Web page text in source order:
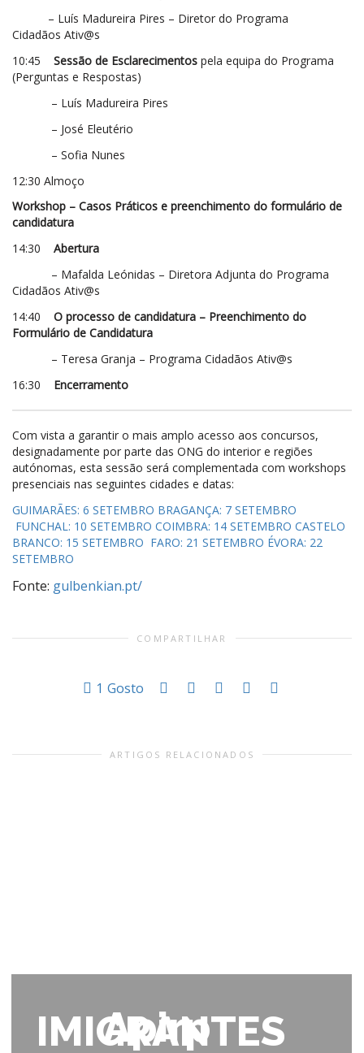
– Luís Madureira Pires – Diretor do Programa
Cidadãos Ativ@s
10:45 Sessão de Esclarecimentos pela equipa do Programa
(Perguntas e Respostas)
– Luís Madureira Pires
– José Eleutério
– Sofia Nunes
12:30 Almoço
Workshop – Casos Práticos e preenchimento do formulário de
candidatura
14:30 Abertura
– Mafalda Leónidas – Diretora Adjunta do Programa
Cidadãos Ativ@s
14:40 O processo de candidatura – Preenchimento do
Formulário de Candidatura
– Teresa Granja – Programa Cidadãos Ativ@s
16:30 Encerramento
Com vista a garantir o mais amplo acesso aos concursos,
designadamente por parte das ONG do interior e regiões
autónomas, esta sessão será complementada com workshops
presenciais nas seguintes cidades e datas:
GUIMARÃES: 6 SETEMBRO BRAGANÇA: 7 SETEMBRO
FUNCHAL: 10 SETEMBRO COIMBRA: 14 SETEMBRO CASTELO
BRANCO: 15 SETEMBRO FARO: 21 SETEMBRO ÉVORA: 22
SETEMBRO
Fonte: gulbenkian.pt/
COMPARTILHAR
1 Gosto
ARTIGOS RELACIONADOS
IMIGRANTES
Apirp